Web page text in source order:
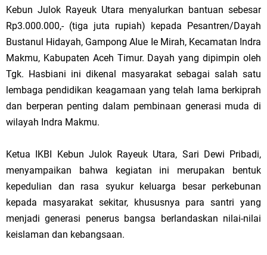
Kebun Julok Rayeuk Utara menyalurkan bantuan sebesar
Rp3.000.000,- (tiga juta rupiah) kepada Pesantren/Dayah
Bustanul Hidayah, Gampong Alue Ie Mirah, Kecamatan Indra
Makmu, Kabupaten Aceh Timur. Dayah yang dipimpin oleh
Tgk. Hasbiani ini dikenal masyarakat sebagai salah satu
lembaga pendidikan keagamaan yang telah lama berkiprah
dan berperan penting dalam pembinaan generasi muda di
wilayah Indra Makmu.
Ketua IKBI Kebun Julok Rayeuk Utara, Sari Dewi Pribadi,
menyampaikan bahwa kegiatan ini merupakan bentuk
kepedulian dan rasa syukur keluarga besar perkebunan
kepada masyarakat sekitar, khususnya para santri yang
menjadi generasi penerus bangsa berlandaskan nilai-nilai
keislaman dan kebangsaan.